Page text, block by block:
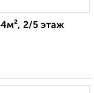
2/5 этаж